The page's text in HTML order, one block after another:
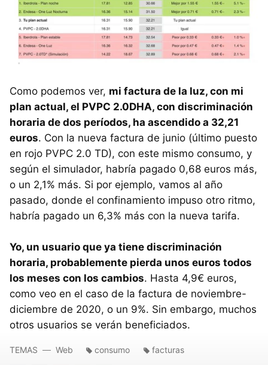
Como podemos ver, mi factura de la luz, con mi
plan actual, el PVPC 2.0DHA, con discriminación
horaria de dos períodos, ha ascendido a 32,21
euros. Con la nueva factura de junio (último puesto
en rojo PVPC 2.0 TD), con este mismo consumo, y
según el simulador, habría pagado 0,68 euros más,
o un 2,1% más. Si por ejemplo, vamos al año
pasado, donde el confinamiento impuso otro ritmo,
habría pagado un 6,3% más con la nueva tarifa.
Yo, un usuario que ya tiene discriminación
horaria, probablemente pierda unos euros todos
los meses con los cambios. Hasta 4,9€ euros,
como veo en el caso de la factura de noviembre-
diciembre de 2020, o un 9%. Sin embargo, muchos
otros usuarios se verán beneficiados.
TEMAS Web consumo facturas